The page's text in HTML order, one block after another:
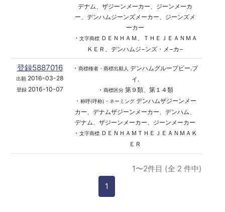
デナム、ザジーンメーカー、ジーンメーカ
ー、デンハムジーンズメーカー、ジーンズメ
ーカー
・ 文字商標ＤＥＮＨＡＭ、ＴＨＥＪＥＡＮＭＡ
ＫＥＲ、デンハムジ−ンズ・メ−カ−
登録5887016
出願2016-03-28
登録2016-10-07
・ 商標権者・商標出願人 デンハムグループビー.ブ
イ.
・ 商標区分第９類、第１４類
・ 称呼(呼称)・ネーミングデンハムザジーンメー
カー、デナムザジーンメーカー、デンハム、
デナム、ザジーンメーカー、ジーンメーカー
・ 文字商標ＤＥＮＨＡＭＴＨＥＪＥＡＮＭＡＫ
ＥＲ
1〜2件目 (全 2 件中)
1